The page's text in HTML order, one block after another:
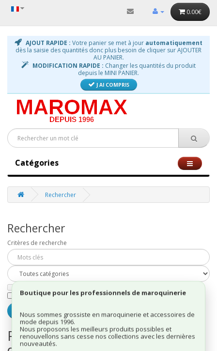
0.00€
AJOUT RAPIDE : Votre panier se met à jour automatiquement
dès la saisie des quantités donc plus besoin de cliquer sur AJOUTER
AU PANIER.
MODIFICATION RAPIDE : Changer les quantités du produit
depuis le MINI PANIER.
J AI COMPRIS
Boutique pour les professionnels de maroquinerie
Nous sommes grossiste en maroquinerie et accessoires de
mode depuis 1996.
Nous proposons les meilleurs produits possibles et
renouvellons sans cesse nos collections avec les dernières
nouveautés.
Catégories
Rechercher
Rechercher
Critères de recherche
Rechercher dans les descriptions de produits
Produits répondant aux critères